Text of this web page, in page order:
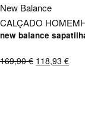
New Balance
CALÇADO HOMEM
new balance
169,90€ 118,93 €